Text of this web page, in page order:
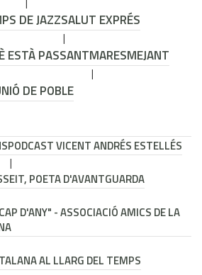
DE JAZZSALUT EXPRÉS
ESTÀ PASSANTMARESMEJANT
DE POBLE
PODCAST VICENT ANDRÉS ESTELLÉS
POETA D'AVANTGUARDA
D'ANY" - ASSOCIACIÓ AMICS DE LA
AL LLARG DEL TEMPS